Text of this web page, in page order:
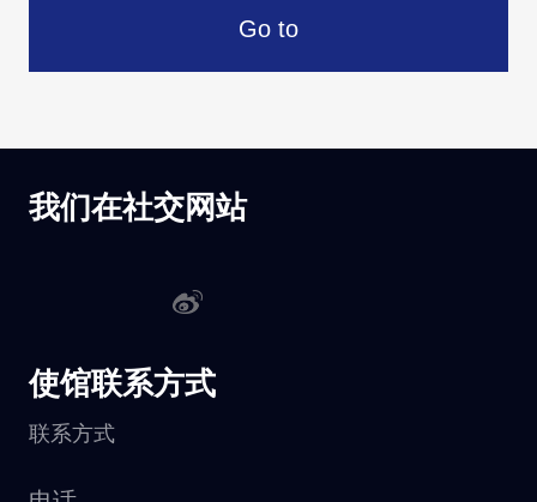
Go to
我们在社交网站
使馆联系方式
联系方式